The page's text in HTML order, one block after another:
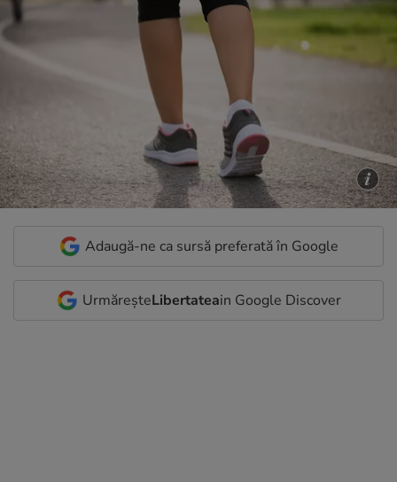
Adaugă-ne ca sursă preferată în Google
UrmăreșteLibertateain Google Discover